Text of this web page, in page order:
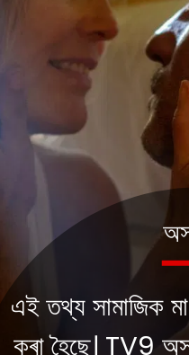
এই তথ্য সামাজিক
কৰা হৈছে। TV9